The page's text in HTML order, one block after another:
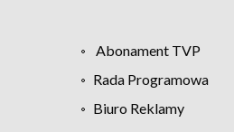
Abonament TVP
Rada Programowa
Biuro Reklamy